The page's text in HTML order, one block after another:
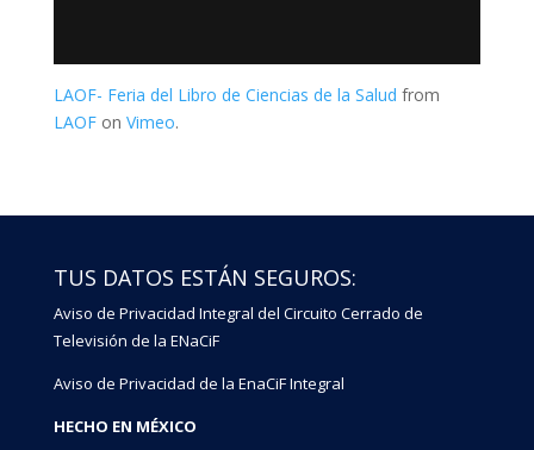
LAOF- Feria del Libro de Ciencias de la Salud from
LAOFon Vimeo.
TUS DATOS ESTÁN SEGUROS:
Aviso de Privacidad Integral del Circuito Cerrado de
Televisión de la ENaCiF
Aviso de Privacidad de la EnaCiF Integral
HECHO EN MÉXICO